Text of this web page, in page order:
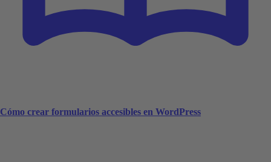
Cómo crear formularios accesibles en WordPress